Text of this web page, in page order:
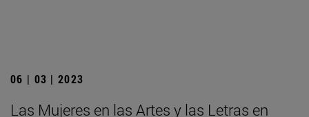
06 | 03 | 2023
Las Mujeres en las Artes y las Letras en